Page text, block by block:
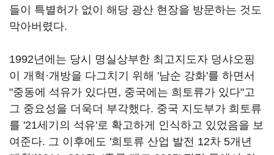
들이 특별허가 없이 해당 광산 현장을 방문하는 것도
막아버렸다.
1992년에는 당시 명실상부한 최고지도자 덩샤오핑
이 개혁·개방을 다그치기 위해 '남순 강화'를 하면서
"중동에 석유가 있다면, 중국에는 희토류가 있다"고
그 중요성을 더욱더 부각했다. 중국 지도부가 희토류
를 '21세기의 석유'로 확고하게 인식하고 있었음을 보
여준다. 그 이후에도 '희토류 산업 발전 12차 5개년